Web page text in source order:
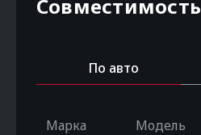
Совместимость
По авто
Марка Модель